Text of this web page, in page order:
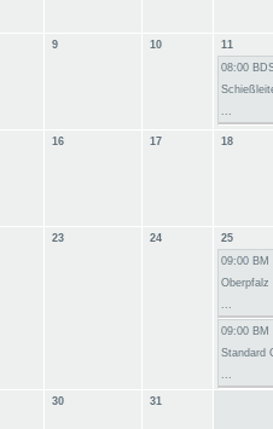
9 10
11
08:00
...
16 17 18
23 24
25
09:00 BM
Oberpfalz
...
09:00 BM
Standard
...
30 31